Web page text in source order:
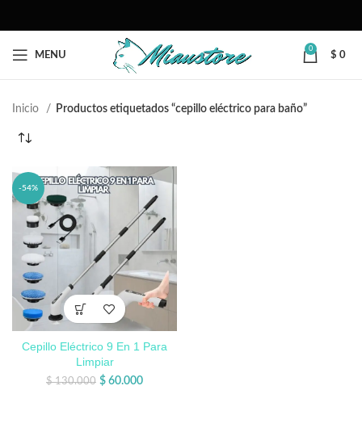
MENU
0
$ 0
Inicio Productos etiquetados “cepillo eléctrico para baño”
-54%
Cepillo Eléctrico 9 En 1 Para
Limpiar
$130.000 $ 60.000